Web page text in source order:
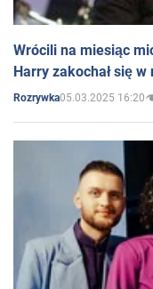
Wrócili na miesiąc
Harry zakochał się
Rozrywka05.03.2025 16:20